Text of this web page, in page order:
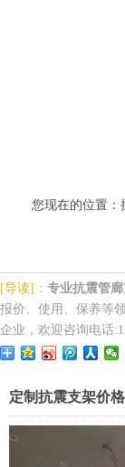
您现在的位置：
[导读]： 专业抗震管
报价、使用、保养等
企业，欢迎咨询电话
定制抗震支架价